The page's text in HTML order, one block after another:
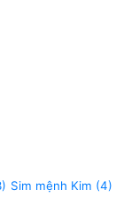
Sim mệnh Kim (4)